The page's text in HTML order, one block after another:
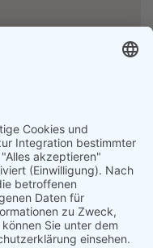
Langenbrücken
Feste mit. Die
und
(Hrg.), Bad
Weiher [u. a.]
im Landkreis